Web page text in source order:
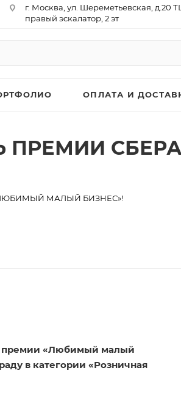
г. Москва, ул. Шереметьевская, д.20
правый эскалатор, 2 эт
р/сч 40702810410000761715
ОПЛАТА И
ПРЕМИИ
МАЛЫЙ БИЗНЕС»!
премии «Любимый малый
в категории «Розничная